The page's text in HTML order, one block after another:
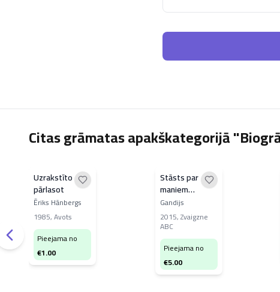
Citas grāmatas apakškategorijā
Uzrakstīto
pārlasot
Ēriks Hānbergs
1985,Avots
Pieejama no
€1.00
Stāsts par
maniem
eksperimentiem
ar patiesību
Gandijs
2015,Zvaigzne
ABC
Pieejama no
€5.00